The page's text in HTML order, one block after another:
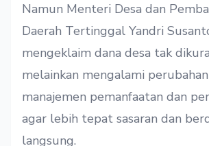
Namun Menteri Desa dan
Daerah Tertinggal Yandri
mengeklaim dana desa tak
melainkan mengalami
manajemen pemanfaatan dan
agar lebih tepat sasaran dan
langsung.